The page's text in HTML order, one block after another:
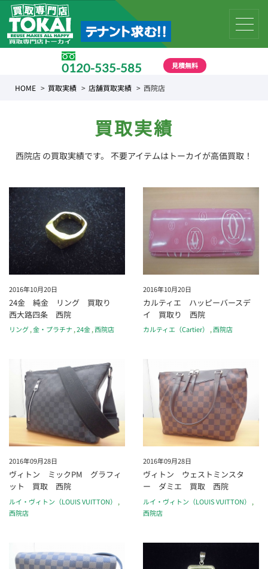
0120-535-585 見積無料
HOME 買取実績 店舗買取実績 西院店
買取実績
西院店 の買取実績です。 不要アイテムはトーカイが高価買取！
2016年10月20日
24金 純金 リング 買取り
西大路四条 西院
リング,金・プラチナ,24金,西院店
2016年10月20日
カルティエ ハッピーバースデ
イ 買取り 西院
カルティエ（Cartier） ,西院店
2016年09月28日
ヴィトン ミックPM グラフィ
ット 買取 西院
ルイ・ヴィトン（LOUIS VUITTON）
,
西院店
2016年09月28日
ヴィトン ウェストミンスタ
ー ダミエ 買取 西院
ルイ・ヴィトン（LOUIS VUITTON）
,
西院店